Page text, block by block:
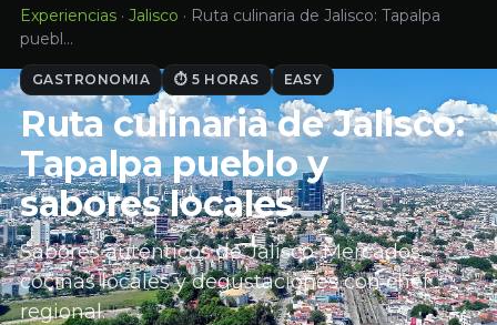
Experiencias · Jalisco · Ruta culinaria de Jalisco: Tapalpa
puebl…
GASTRONOMIA ⏱ 5 HORAS EASY
Ruta culinaria de Jalisco:
Tapalpa pueblo y
sabores locales
Sabores auténticos de Jalisco. Mercados,
cocinas locales y degustaciones con chef
regional.